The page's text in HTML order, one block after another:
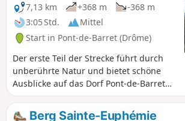
7,13 km
+368 m
-368 m
3:05 Std.
Mittel
Start in Pont-de-Barret (Drôme)
Der erste Teil der Strecke führt durch
unberührte Natur und bietet schöne
Ausblicke auf das Dorf Pont-de-Barret
und die Windungen des Roubion sowie
auf den Berg Sainte-Euphémie und die
Berg Sainte-Euphémie